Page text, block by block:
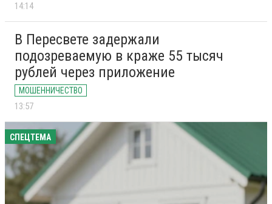
14:14
В Пересвете задержали
подозреваемую в краже 55 тысяч
рублей через приложение
МОШЕННИЧЕСТВО
13:57
СПЕЦТЕМА